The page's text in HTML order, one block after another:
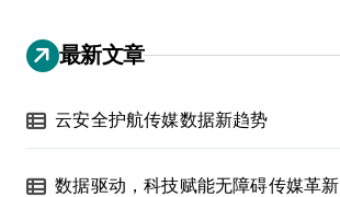
最新文章
云安全护航传媒数据新趋势
数据驱动，科技赋能无障碍传媒革新